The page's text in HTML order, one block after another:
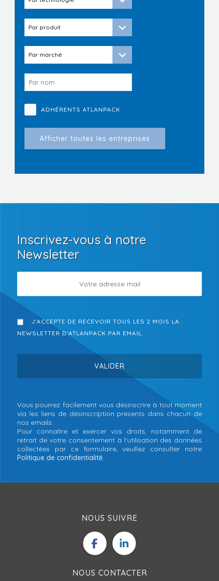
ADHÉRENTS ATLANPACK
Inscrivez-vous à notre
Newsletter
J'ACCEPTE DE RECEVOIR TOUS LES 2 MOIS LA
NEWSLETTER D'ATLANPACK PAR EMAIL.
Vous pourrez facilement vous désinscrire à tout moment
via les liens de désinscription présents dans chacun de
nos emails.
Pour connaître et exercer vos droits, notamment de
retrait de votre consentement à l'utilisation des données
collectées par ce formulaire, veuillez consulter notre
Politique de confidentialité.
NOUS SUIVRE
NOUS CONTACTER